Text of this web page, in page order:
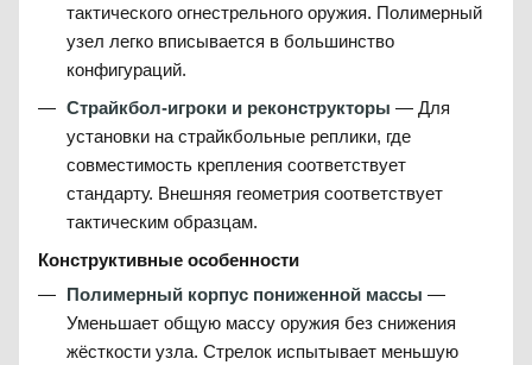
тактического огнестрельного оружия. Полимерный
узел легко вписывается в большинство
конфигураций.
Страйкбол-игроки и реконструкторы — Для
установки на страйкбольные реплики, где
совместимость крепления соответствует
стандарту. Внешняя геометрия соответствует
тактическим образцам.
Конструктивные особенности
Полимерный корпус пониженной массы —
Уменьшает общую массу оружия без снижения
жёсткости узла. Стрелок испытывает меньшую